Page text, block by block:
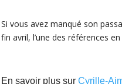
Si vous avez manqué son
fin avril, l’une des références
En savoir plus sur Cyrille-